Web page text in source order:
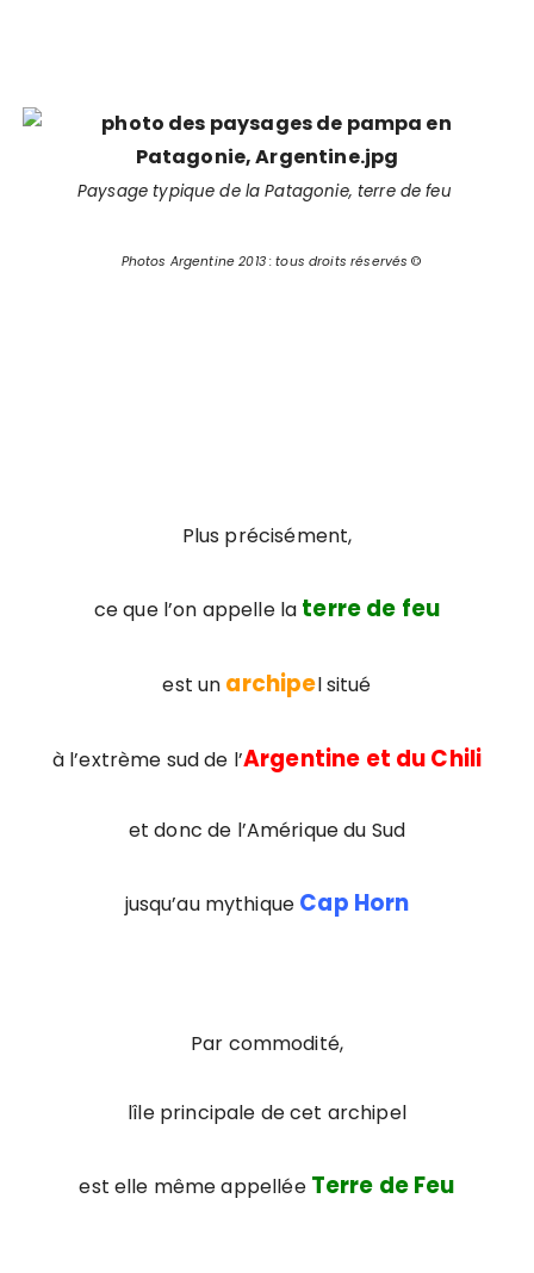
Paysage typique de la Patagonie, terre de feu
Photos Argentine 2013 : tous droits réservés ©
Plus précisément,
ce que l’on appelle la terre de feu
est un archipel situé
à l’extrème sud de l’Argentine et du Chili
et donc de l’Amérique du Sud
jusqu’au mythique Cap Horn
Par commodité,
lîle principale de cet archipel
est elle même appellée Terre de Feu